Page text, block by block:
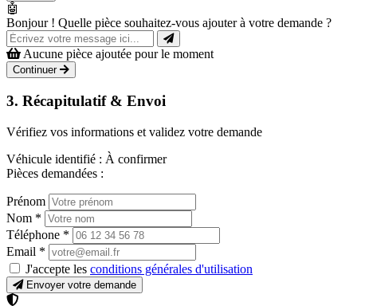
🤖
Bonjour ! Quelle pièce souhaitez-vous ajouter à votre demande ?
Aucune pièce ajoutée pour le moment
Continuer
3. Récapitulatif & Envoi
Vérifiez vos informations et validez votre demande
Véhicule identifié : À confirmer
Pièces demandées :
Prénom
Nom *
Téléphone *
Email *
J'accepte les conditions générales d'utilisation
Envoyer votre demande